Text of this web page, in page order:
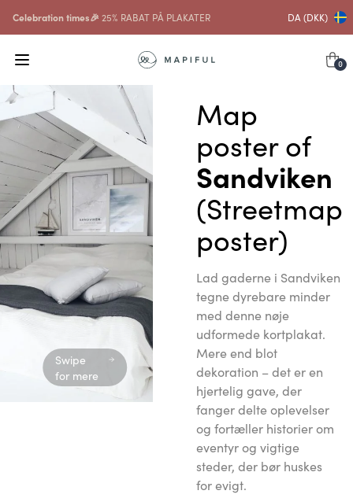
Celebration times🎉 25% RABAT PÅ PLAKATER DA (DKK)
0
Swipe
for mere
Map
poster of
Sandviken
(Streetmap
poster)
Lad gaderne i Sandviken
tegne dyrebare minder
med denne nøje
udformede kortplakat.
Mere end blot
dekoration – det er en
hjertelig gave, der
fanger delte oplevelser
og fortæller historier om
eventyr og vigtige
steder, der bør huskes
for evigt.